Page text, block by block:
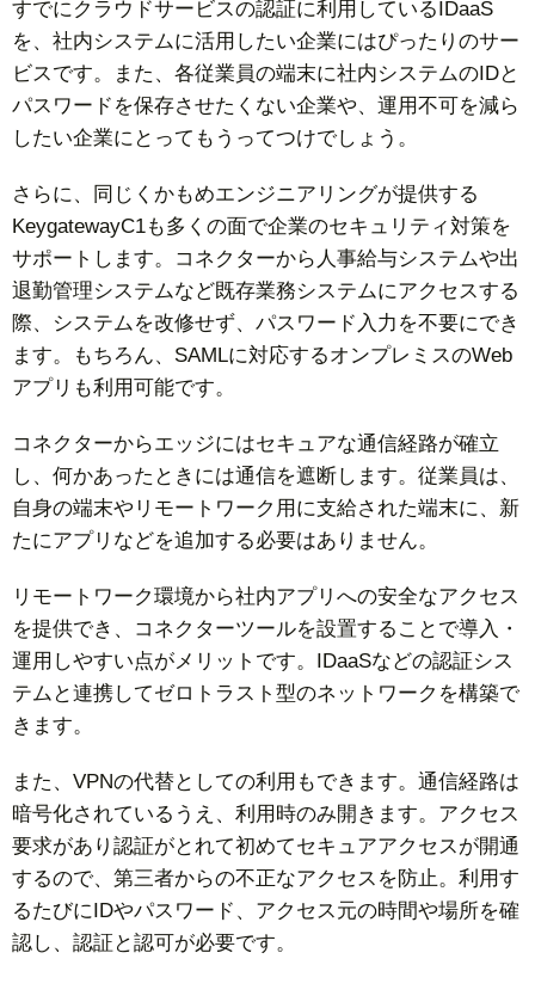
すでにクラウドサービスの認証に利用しているIDaaS
を、社内システムに活用したい企業にはぴったりのサー
ビスです。また、各従業員の端末に社内システムのIDと
パスワードを保存させたくない企業や、運用不可を減ら
したい企業にとってもうってつけでしょう。
さらに、同じくかもめエンジニアリングが提供する
KeygatewayC1も多くの面で企業のセキュリティ対策を
サポートします。コネクターから人事給与システムや出
退勤管理システムなど既存業務システムにアクセスする
際、システムを改修せず、パスワード入力を不要にでき
ます。もちろん、SAMLに対応するオンプレミスのWeb
アプリも利用可能です。
コネクターからエッジにはセキュアな通信経路が確立
し、何かあったときには通信を遮断します。従業員は、
自身の端末やリモートワーク用に支給された端末に、新
たにアプリなどを追加する必要はありません。
リモートワーク環境から社内アプリへの安全なアクセス
を提供でき、コネクターツールを設置することで導入・
運用しやすい点がメリットです。IDaaSなどの認証シス
テムと連携してゼロトラスト型のネットワークを構築で
きます。
また、VPNの代替としての利用もできます。通信経路は
暗号化されているうえ、利用時のみ開きます。アクセス
要求があり認証がとれて初めてセキュアアクセスが開通
するので、第三者からの不正なアクセスを防止。利用す
るたびにIDやパスワード、アクセス元の時間や場所を確
認し、認証と認可が必要です。